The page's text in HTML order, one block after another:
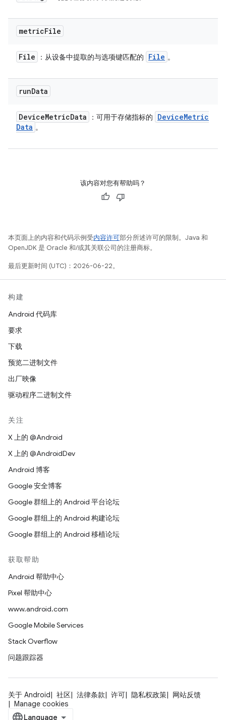
metricFile
File ：从设备中提取的与选项键匹配的 File 。
runData
DeviceMetricData ：可用于存储指标的 DeviceMetric
Data 。
该内容对您有帮助吗？
本页面上的内容和代码示例受内容许可部分所述许可的限制。Java 和
OpenJDK 是 Oracle 和/或其关联公司的注册商标。
最后更新时间 (UTC)：2026-06-22。
构建
Android 代码库
要求
下载
预览二进制文件
出厂映像
驱动程序二进制文件
关注
X 上的 @Android
X 上的 @AndroidDev
Android 博客
Google 安全博客
Google 群组上的 Android 平台论坛
Google 群组上的 Android 构建论坛
Google 群组上的 Android 移植论坛
获取帮助
Android 帮助中心
Pixel 帮助中心
www.android.com
Google Mobile Services
Stack Overflow
问题跟踪器
关于 Android 社区 法律条款 许可 隐私权政策
网站反馈
Manage cookies